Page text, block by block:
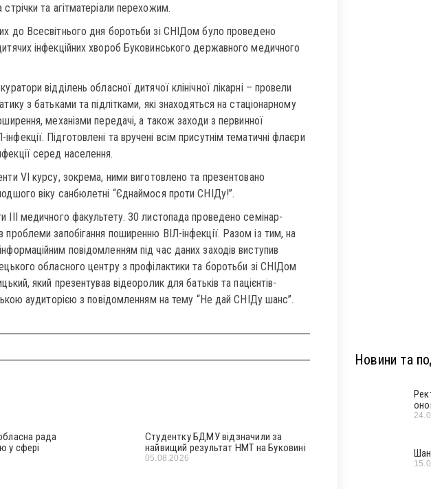
та агітматеріали перехожим.
до Всесвітнього дня боротьби зі СНІДом було проведено
інфекційних хвороб Буковинського державного медичного
відділень обласної дитячої клінічної лікарні – провели
з батьками та підлітками, які знаходяться на стаціонарному
механізми передачі, а також заходи з первинної
Підготовлені та вручені всім присутнім тематичні флаєри
серед населення.
VI курсу, зокрема, ними виготовлено та презентовано
віку санбюлетні “Єднаймося проти СНІДу!”.
ІІІ медичного факультету. 30 листопада проведено семінар-
проблеми запобігання поширенню ВІЛ-інфекції. Разом із тим, на
повідомленням під час даних заходів виступив
обласного центру з профілактики та боротьби зі СНІДом
який презентував відеоролик для батьків та пацієнтів-
аудиторією з повідомленням на тему “Не дай СНІДу шанс”.
рада
у сфері
Студентку БДМУ відзначили за
найвищий результат НМТ на Буковині
05.08.2026
Новини та